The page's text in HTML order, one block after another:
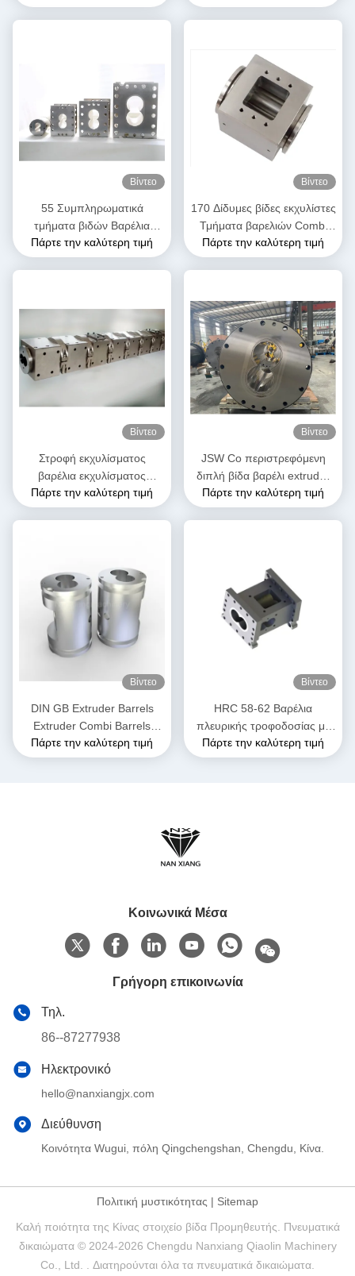
πετροχημικά
εξώθησης πλαστικών υλών
Βίντεο
55 Συμπληρωματικά
τμήματα βιδών Βαρέλια
εκχυλίσματος Υψηλή αντοχή
σε αποσβέσεις Σταθερό για
Πάρτε την καλύτερη τιμή
Βίντεο
170 Δίδυμες βίδες εκχυλίστες
Τμήματα βαρελιών Combi
Ni60 Nickel Base Alloy
Υψηλή αντοχή
Πάρτε την καλύτερη τιμή
Βίντεο
Στροφή εκχυλίσματος
βαρέλια εκχυλίσματος
κυλίνδρος μονάδα διάμετρος
50 mm έως 300 mm μήκος
Πάρτε την καλύτερη τιμή
Βίντεο
JSW Co περιστρεφόμενη
διπλή βίδα βαρέλι extruder
συνδυασμός βαρέλι βίδα
τμήματα για προϊόντα PPE
Πάρτε την καλύτερη τιμή
Βίντεο
DIN GB Extruder Barrels
Extruder Combi Barrels
Extrusion για την εξάτμιση με
δίδυμες βίδες
Πάρτε την καλύτερη τιμή
Βίντεο
HRC 58-62 Βαρέλια
πλευρικής τροφοδοσίας με
εκχύλισμα, γυαλισμένα για τη
βιομηχανία τροφίμων και
Πάρτε την καλύτερη τιμή
Κοινωνικά Μέσα
Γρήγορη επικοινωνία
Τηλ.
86--87277938
Ηλεκτρονικό
hello@nanxiangjx.com
Διεύθυνση
Κοινότητα Wugui, πόλη Qingchengshan, Chengdu, Κίνα.
Πολιτική μυστικότητας | Sitemap
Καλή ποιότητα της Κίνας στοιχείο βίδα Προμηθευτής. Πνευματικά
δικαιώματα © 2024-2026 Chengdu Nanxiang Qiaolin Machinery
Co., Ltd. . Διατηρούνται όλα τα πνευματικά δικαιώματα.